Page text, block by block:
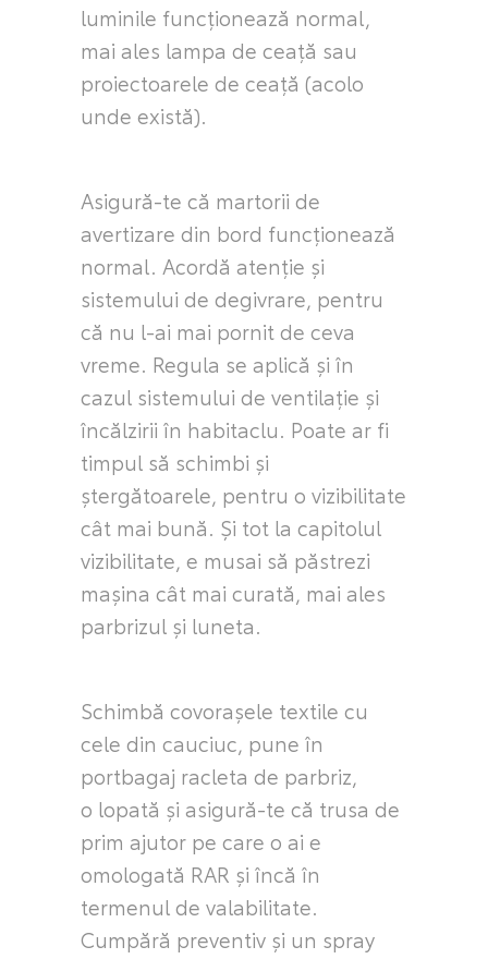
luminile funcționează normal,
mai ales lampa de ceață sau
proiectoarele de ceață (acolo
unde există).
Asigură-te că martorii de
avertizare din bord funcționează
normal. Acordă atenție și
sistemului de degivrare, pentru
că nu l-ai mai pornit de ceva
vreme. Regula se aplică și în
cazul sistemului de ventilație și
încălzirii în habitaclu. Poate ar fi
timpul să schimbi și
ștergătoarele, pentru o vizibilitate
cât mai bună. Și tot la capitolul
vizibilitate, e musai să păstrezi
mașina cât mai curată, mai ales
parbrizul și luneta.
Schimbă covorașele textile cu
cele din cauciuc, pune în
portbagaj racleta de parbriz,
o lopată și asigură-te că trusa de
prim ajutor pe care o ai e
omologată RAR și încă în
termenul de valabilitate.
Cumpără preventiv și un spray